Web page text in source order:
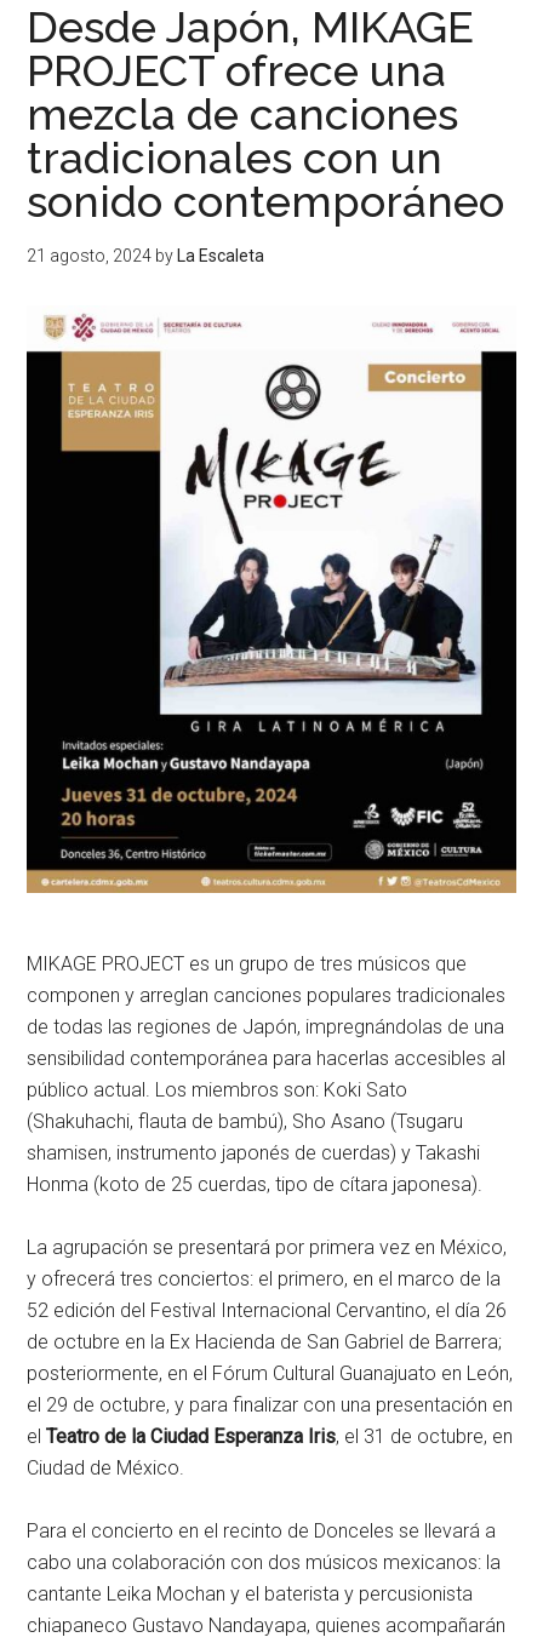
Desde Japón, MIKAGE
PROJECT ofrece una
mezcla de canciones
tradicionales con un
sonido contemporáneo
21 agosto, 2024 by La Escaleta
MIKAGE PROJECT es un grupo de tres músicos que
componen y arreglan canciones populares tradicionales
de todas las regiones de Japón, impregnándolas de una
sensibilidad contemporánea para hacerlas accesibles al
público actual. Los miembros son: Koki Sato
(Shakuhachi, flauta de bambú), Sho Asano (Tsugaru
shamisen, instrumento japonés de cuerdas) y Takashi
Honma (koto de 25 cuerdas, tipo de cítara japonesa).
La agrupación se presentará por primera vez en México,
y ofrecerá tres conciertos: el primero, en el marco de la
52 edición del Festival Internacional Cervantino, el día 26
de octubre en la Ex Hacienda de San Gabriel de Barrera;
posteriormente, en el Fórum Cultural Guanajuato en León,
el 29 de octubre, y para finalizar con una presentación en
elTeatro de la Ciudad Esperanza Iris, el 31 de octubre, en
Ciudad de México.
Para el concierto en el recinto de Donceles se llevará a
cabo una colaboración con dos músicos mexicanos: la
cantante Leika Mochan y el baterista y percusionista
chiapaneco Gustavo Nandayapa, quienes acompañarán